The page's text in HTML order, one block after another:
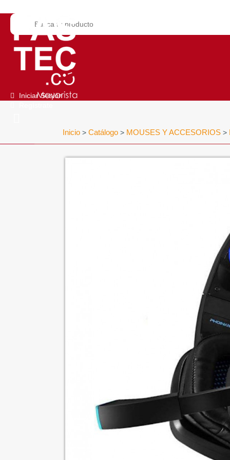
Iniciar Sesión
Inicio > Catálogo > MOUSES Y ACCESORIOS >